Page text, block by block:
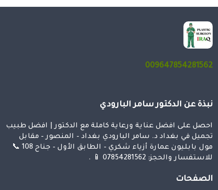
009647854281562
نبذة عن الدكتور سامر البارودي
احصل على افضل عناية ورعاية كاملة مع الدكتور | افضل طبيب
تجميل في بغداد د. سامر البارودي بغداد – المنصور – مقابل
مول بابليون عمارة أزياء شكري – الطابق الأول – جناح 108 📞
للاستفسار والحجز: 07854281562 📱 .
الصفحات